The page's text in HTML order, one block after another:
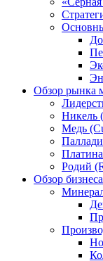
Обзор рынка
Никель
Медь
Родий
Обзор бизнеса